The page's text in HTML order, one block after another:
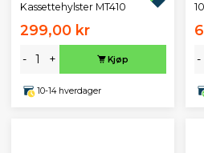
Kassettehylster MT410
299,00 kr
- + Kjøp
10-14 hverdager
-